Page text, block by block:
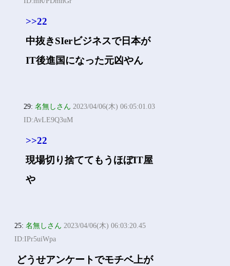
>>22
中抜きSIerビジネスで日本が
IT後進国になった元凶やん
29:名無しさん 2023/04/06(木) 06:05:01.03
ID:AvLE9Q3uM
>>22
現場切り捨ててもうほぼIT屋
や
25:名無しさん 2023/04/06(木) 06:03:20.45
ID:IPr5uiWpa
どうせアンケートでモチベ上が